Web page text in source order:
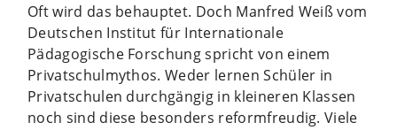
Oft wird das behauptet. Doch Manfred Weiß vom
Deutschen Institut für Internationale
Pädagogische Forschung spricht von einem
Privatschulmythos. Weder lernen Schüler in
Privatschulen durchgängig in kleineren Klassen
noch sind diese besonders reformfreudig. Viele